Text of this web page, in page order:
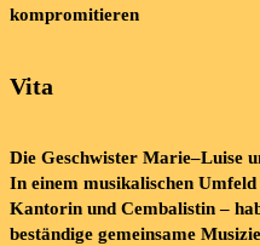
kompromitieren
Vita
Die Geschwister Marie–Luise
In einem musikalischen Umfeld
Kantorin und Cembalistin –
beständige gemeinsame